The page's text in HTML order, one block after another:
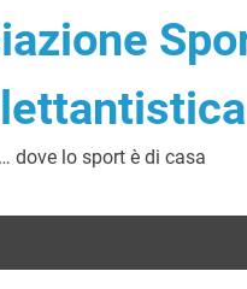
… dove lo sport è di casa